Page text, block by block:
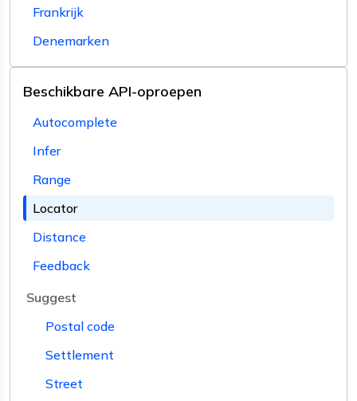
Frankrijk
Denemarken
Beschikbare API-oproepen
Autocomplete
Infer
Range
Locator
Distance
Feedback
Suggest
Postal code
Settlement
Street